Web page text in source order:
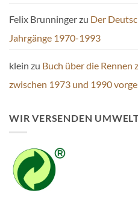
Felix Brunningerzu Der
Jahrgänge 1970-1993
klein zu Buch über die
zwischen 1973 und 1990
WIR VERSENDEN